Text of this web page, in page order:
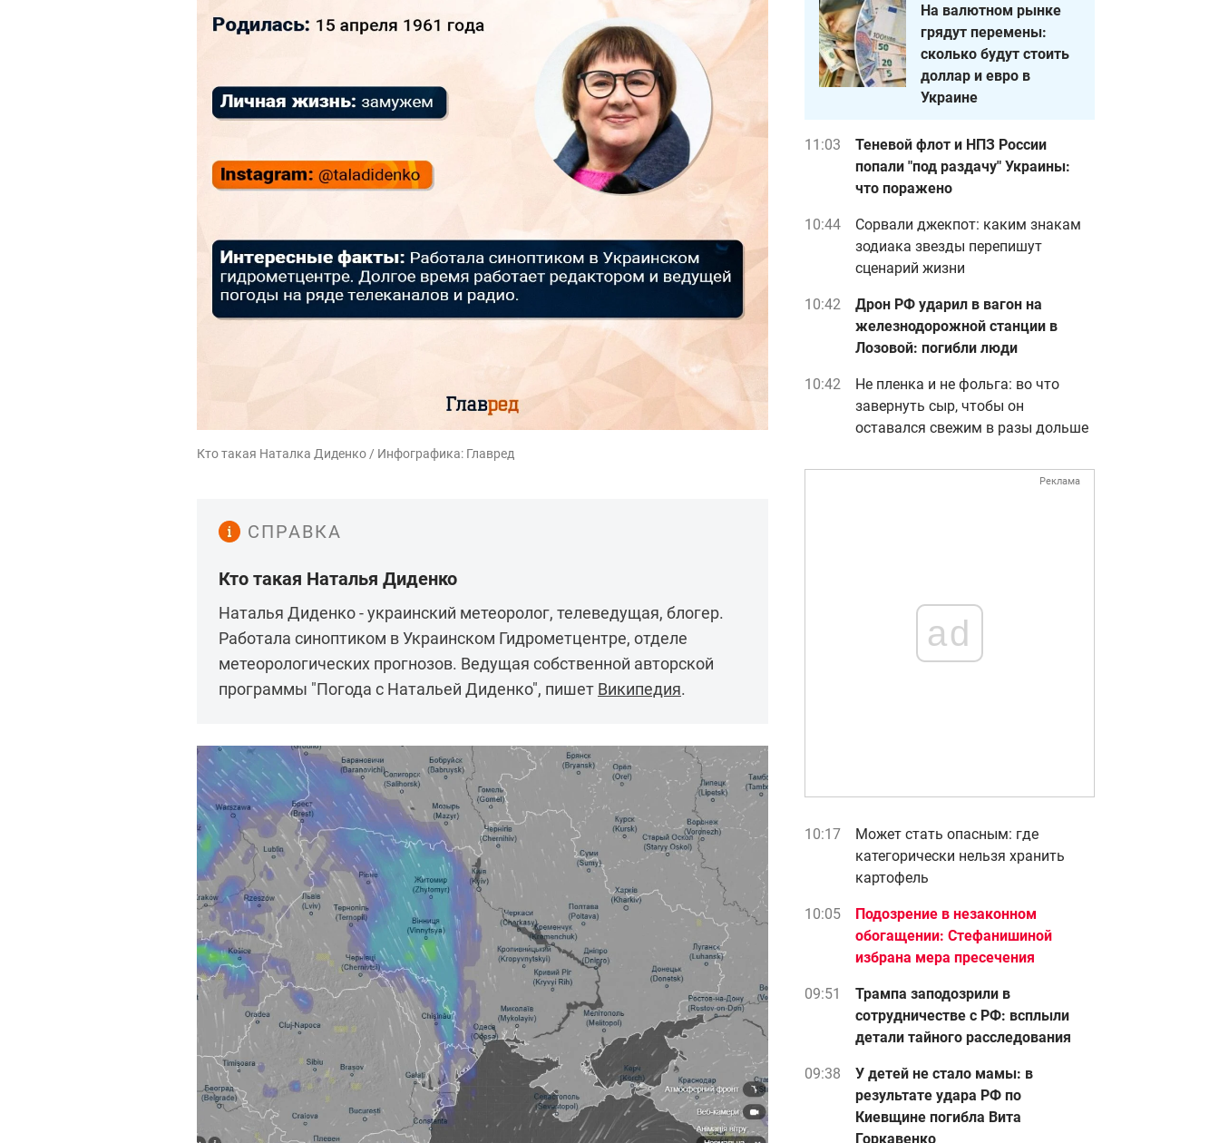
Кто такая Наталка Диденко / Инфографика: Главред
СПРАВКА
Кто такая Наталья Диденко
Наталья Диденко - украинский метеоролог, телеведущая, блогер.
Работала синоптиком в Украинском Гидрометцентре, отделе
метеорологических прогнозов. Ведущая собственной авторской
программы "Погода с Натальей Диденко", пишет Википедия.
На валютном рынке
грядут перемены:
сколько будут стоить
доллар и евро в
Украине
11:03
Теневой флот и НПЗ России
попали "под раздачу" Украины:
что поражено
10:44
Сорвали джекпот: каким знакам
зодиака звезды перепишут
сценарий жизни
10:42
Дрон РФ ударил в вагон на
железнодорожной станции в
Лозовой: погибли люди
10:42
Не пленка и не фольга: во что
завернуть сыр, чтобы он
оставался свежим в разы дольше
Реклама
ad
10:17
Может стать опасным: где
категорически нельзя хранить
картофель
10:05
Подозрение в незаконном
обогащении: Стефанишиной
избрана мера пресечения
09:51
Трампа заподозрили в
сотрудничестве с РФ: всплыли
детали тайного расследования
09:38
У детей не стало мамы: в
результате удара РФ по
Киевщине погибла Вита
Горкавенко